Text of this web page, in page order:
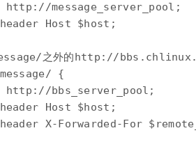
http://message_server_pool;
Host $host;
之外的http://
{
http://bbs_server_pool;
Host $host;
X-Forwarded-For